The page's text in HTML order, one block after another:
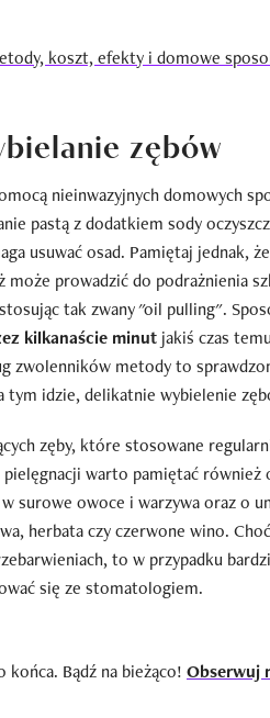
koszt, efekty i domowe
zębów
nieinwazyjnych domowych
pastą z dodatkiem sody
usuwać osad. Pamiętaj jednak,
prowadzić do podrażnienia
tak zwany "oil pulling".
kilkanaście minut jakiś czas
zwolenników metody to
tym idzie, delikatnie wybielenie
zęby, które stosowane
warto pamiętać również
surowe owoce i warzywa oraz o
herbata czy czerwone wino.
to w przypadku
się ze stomatologiem.
końca. Bądź na bieżąco! Obserwuj